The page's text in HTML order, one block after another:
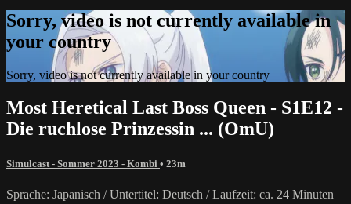
Sorry, video is not currently available in
your country
Sorry, video is not currently available in your country
Most Heretical Last Boss Queen - S1E12 -
Die ruchlose Prinzessin ... (OmU)
Simulcast - Sommer 2023 - Kombi • 23m
Sprache: Japanisch / Untertitel: Deutsch / Laufzeit: ca. 24 Minuten